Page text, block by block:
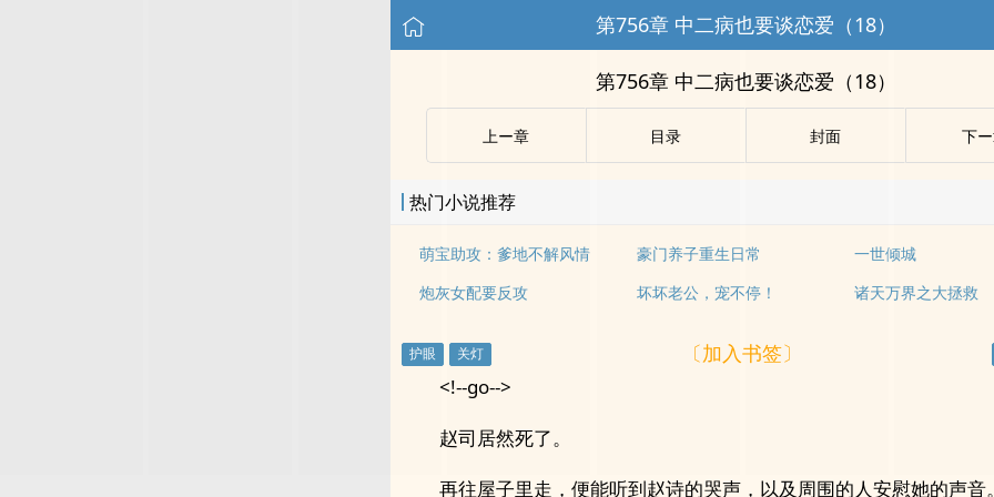
第756章 中二病也要谈恋爱（18）
第756章 中二病也要谈恋爱（18）
上ー章 目录 封面 下
热门小说推荐
萌宝助攻：爹地不解风情 豪门养子重生日常
一世倾城
炮灰女配要反攻
坏坏老公，宠不停！ 诸天万界之大拯救
〔加入书签〕
<!--go-->
赵司居然死了。
再往屋子里走，便能听到赵诗的哭声，以及周围的人安慰她的声音